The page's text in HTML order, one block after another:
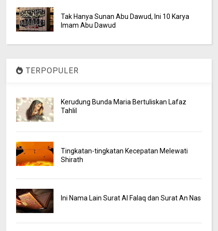
Tak Hanya Sunan Abu Dawud, Ini 10 Karya
Imam Abu Dawud
TERPOPULER
Kerudung Bunda Maria Bertuliskan Lafaz
Tahlil
Tingkatan-tingkatan Kecepatan Melewati
Shirath
Ini Nama Lain Surat Al Falaq dan Surat An Nas